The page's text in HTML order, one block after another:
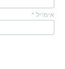
אימייל *